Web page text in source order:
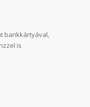
bankkártyával,
is